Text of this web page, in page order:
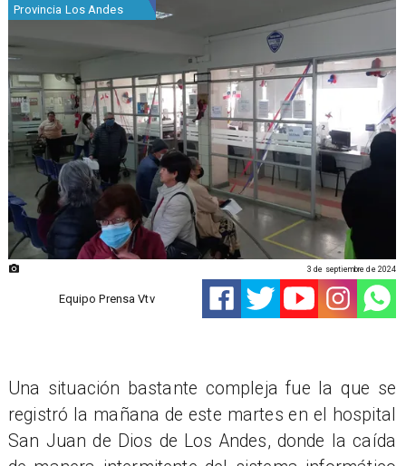
Provincia Los Andes
Equipo Prensa Vtv
3 de septiembre de 2024
Una situación bastante compleja fue la que se
registró la mañana de este martes en el hospital
San Juan de Dios de Los Andes, donde la caída